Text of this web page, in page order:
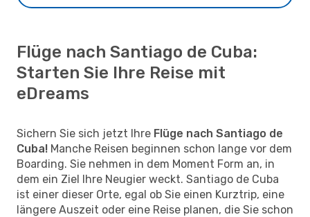
Flüge nach Santiago de Cuba:
Starten Sie Ihre Reise mit
eDreams
Sichern Sie sich jetzt Ihre Flüge nach Santiago de
Cuba! Manche Reisen beginnen schon lange vor dem
Boarding. Sie nehmen in dem Moment Form an, in
dem ein Ziel Ihre Neugier weckt. Santiago de Cuba
ist einer dieser Orte, egal ob Sie einen Kurztrip, eine
längere Auszeit oder eine Reise planen, die Sie schon